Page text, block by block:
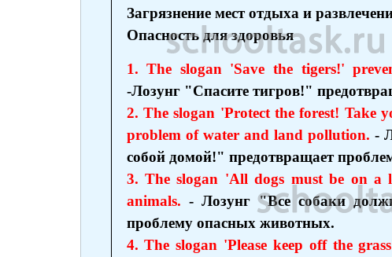
Загрязнение мест отдыха и
Опасность для здоровья
1. The slogan 'Save the tigers!'
-Лозунг "Спасите тигров!"
2. The slogan 'Protect the forest! Take
problem of water and land pollution. -
собой домой!" предотвращает
3. The slogan 'All dogs must be on a
animals. - Лозунг "Все собаки
проблему опасных животных.
4. The slogan 'Please keep off the